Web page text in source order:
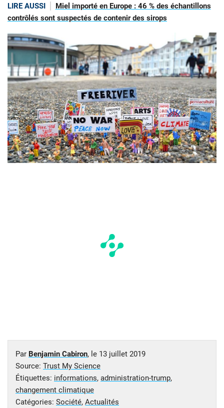
LIRE AUSSI
Miel importé en Europe : 46 % des échantillons
contrôlés sont suspectés de contenir des sirops
Par Benjamin Cabiron, le 13 juillet 2019
Source: Trust My Science
Étiquettes: informations, administration-trump,
changement climatique
Catégories: Société, Actualités